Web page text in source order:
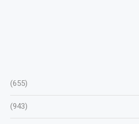
(655)
(943)